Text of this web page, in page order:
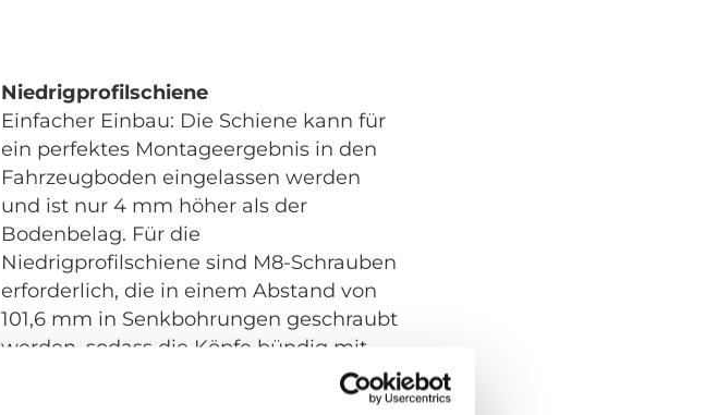
Niedrigprofilschiene
Einfacher Einbau: Die Schiene kann für
ein perfektes Montageergebnis in den
Fahrzeugboden eingelassen werden
und ist nur 4 mm höher als der
Bodenbelag. Für die
Niedrigprofilschiene sind M8-Schrauben
erforderlich, die in einem Abstand von
101,6 mm in Senkbohrungen geschraubt
werden, sodass die Köpfe bündig mit